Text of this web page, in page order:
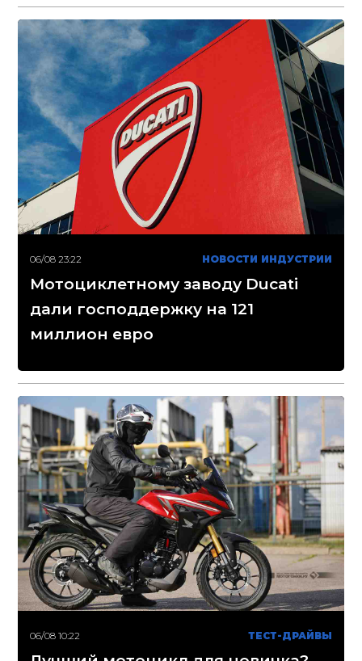
06/08 23:22 НОВОСТИ ИНДУСТРИИ
Мотоциклетному заводу Ducati
дали господдержку на 121
миллион евро
06/08 10:22 ТЕСТ-ДРАЙВЫ